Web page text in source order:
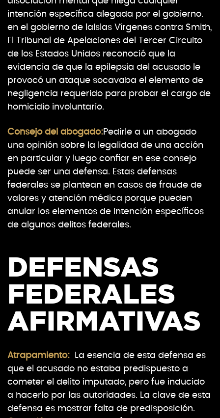
intención específica alegada por el gobierno.
en el gobierno de laIslas Vírgenes contra Smith,
El Tribunal de Apelaciones del Tercer Circuito
de los Estados Unidos reconoció que la
evidencia de que la epilepsia del acusado le
provocó un ataque socavaba el elemento de
negligencia requerido para probar el cargo de
homicidio involuntario.
Consejo del abogado:Pedirle a un abogado
una opinión sobre la legalidad de una acción
en particular y luego confiar en ese consejo
puede ser una defensa. Estas defensas
federales se plantean en casos de fraude de
valores y atención médica porque pueden
anular los elementos de intención específicos
de algunos delitos federales.
DEFENSAS
FEDERALES
AFIRMATIVAS
Atrapamiento: La esencia de esta defensa es
que el acusado no estaba predispuesto a
cometer el delito imputado, pero fue inducido
a hacerlo por las autoridades. La clave de esta
defensa es mostrar falta de predisposición.